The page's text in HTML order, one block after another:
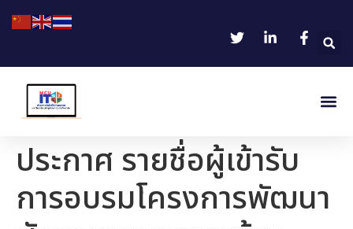
ประกาศ รายชื่อผู้เข้ารับ
การอบรมโครงการพัฒนา